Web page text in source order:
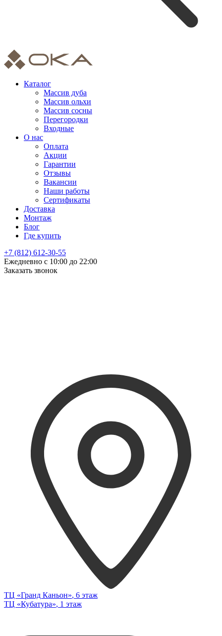
Каталог
Массив дуба
Массив ольхи
Массив сосны
Перегородки
Входные
О нас
Оплата
Акции
Гарантии
Отзывы
Вакансии
Наши работы
Сертификаты
Доставка
Монтаж
Блог
Где купить
+7 (812) 612-30-55
Ежедневно с 10:00 до 22:00
Заказать звонок
ТЦ «Гранд Каньон», 6 этаж
ТЦ «Кубатура», 1 этаж